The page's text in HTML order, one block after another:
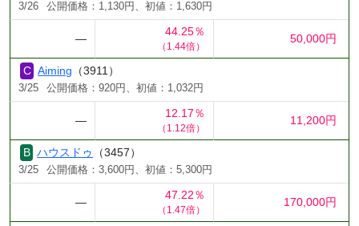
3/26 公開価格：1,130円、初値：1,630円
―
44.25％
（1.44倍）
50,000円
Aiming （3911）
3/25 公開価格：920円、初値：1,032円
―
12.17％
（1.12倍）
11,200円
ハウスドゥ （3457）
3/25 公開価格：3,600円、初値：5,300円
―
47.22％
（1.47倍）
170,000円